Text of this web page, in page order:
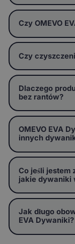
Czy OMEVO
Czy
Dlaczego
bez rantów?
OMEVO EVA
innych
Co jeśli jestem
jakie dywaniki
Jak długo
EVA Dywaniki?